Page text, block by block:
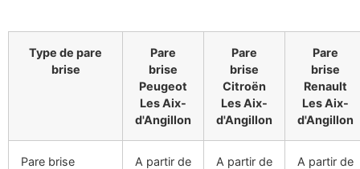
Type de pare
brise
Pare
brise
Peugeot
Les Aix-
d'Angillon
Pare
brise
Citroën
Les Aix-
d'Angillon
Pare
brise
Renault
Les Aix-
d'Angillon
Pare brise
A partir de
A partir de
A partir de